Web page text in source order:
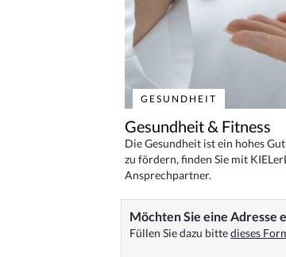
GESUNDHEIT
Gesundheit & Fitness
Die Gesundheit ist ein hohes
zu fördern, finden Sie mit
Ansprechpartner.
Möchten Sie eine Adresse
Füllen Sie dazu bittedieses